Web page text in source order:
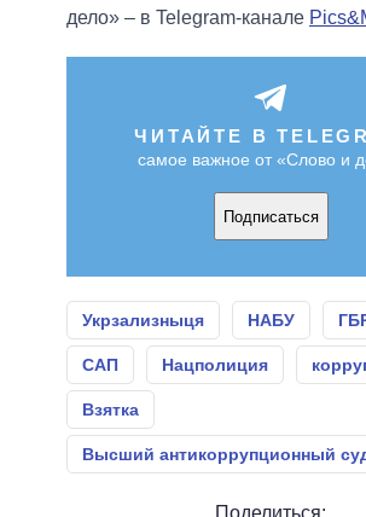
дело» – в Telegram-канале
ЧИТАЙТЕ В
самое важное от «Слово и
Подписаться
Укрзализныця НАБУ
САП Нацполиция
Взятка
Высший антикоррупционный